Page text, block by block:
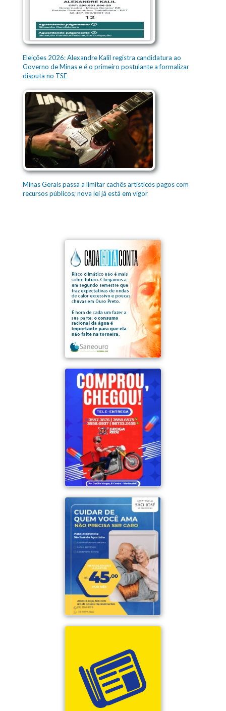
Eleições 2026: Alexandre Kalil registra candidatura ao
Governo de Minas e é o primeiro postulante a formalizar
disputa no TSE
Minas Gerais passa a limitar cachês artísticos pagos com
recursos públicos; nova lei já está em vigor